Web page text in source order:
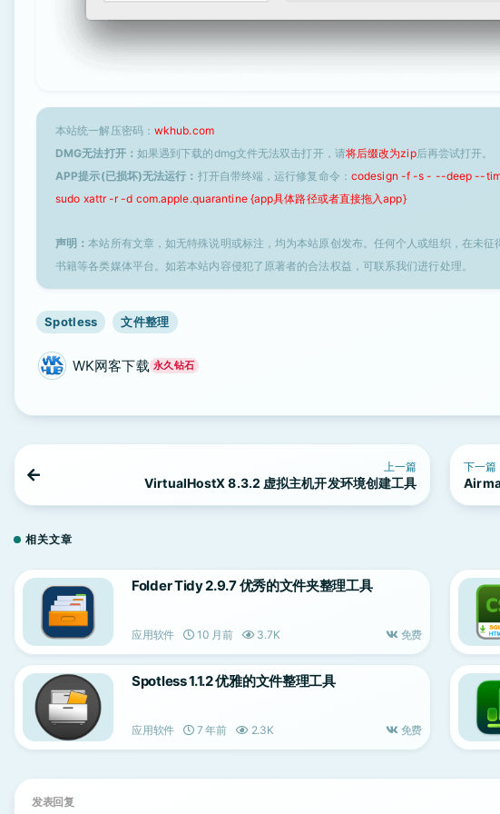
本站统一解压密码： wkhub.com
DMG无法打开： 如果遇到下载的dmg文件无法双击打开，请将后缀改为zip后再尝试打开。
APP提示(已损坏)无法运行： 打开自带终端，运行修复命令： codesign -f -s - --deep --
sudo xattr -r -d com.apple.quarantine {app具体路径或者直接拖入app}
声明：本站所有文章，如无特殊说明或标注，均为本站原创发布。任何个人或组织，在未
书籍等各类媒体平台。如若本站内容侵犯了原著者的合法权益，可联系我们进行处理。
Spotless 文件整理
WK网客下载 永久钻石
上一篇
VirtualHostX 8.3.2 虚拟主机开发环境创建工具
下一篇
相关文章
Folder Tidy 2.9.7 优秀的文件夹整理工具
应用软件 10 月前 3.7K 免费
Spotless 1.1.2 优雅的文件整理工具
应用软件 7 年前 2.3K 免费
发表回复